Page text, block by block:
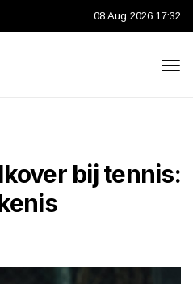
08 Aug 2026 17:32
bij tennis: